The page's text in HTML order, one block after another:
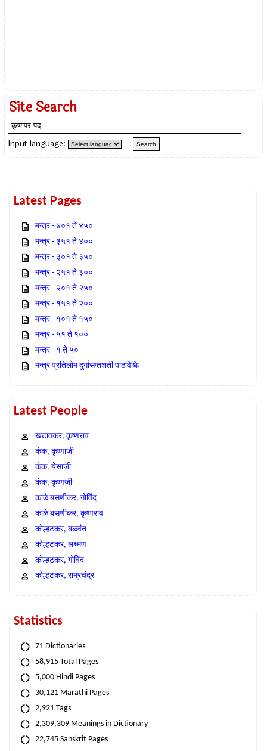
Site Search
Input language:
Latest Pages
मन्त्र - ४०१ ते ४५०
मन्त्र - ३५१ ते ४००
मन्त्र - ३०१ ते ३५०
मन्त्र - २५१ ते ३००
मन्त्र - २०१ ते २५०
मन्त्र - १५१ ते २००
मन्त्र - १०१ ते १५०
मन्त्र - ५१ ते १००
मन्त्र - १ ते ५०
मन्त्र प्रतिलोम दुर्गासप्तशती पाठविधिः
Latest People
खटावकर, कृष्णराव
कंक, कृष्णाजी
कंक, येसाजी
कंक, कृष्णजी
काळे बसणीकर, गोविंद
काळे बसणीकर, कृष्णराव
कोल्हटकर, बळवंत
कोल्हटकर, लक्ष्मण
कोल्हटकर, गोविंद
कोल्हटकर, राम्रचंद्र
Statistics
71 Dictionaries
58,915 Total Pages
5,000 Hindi Pages
30,121 Marathi Pages
2,921 Tags
2,309,309 Meanings in Dictionary
22,745 Sanskrit Pages